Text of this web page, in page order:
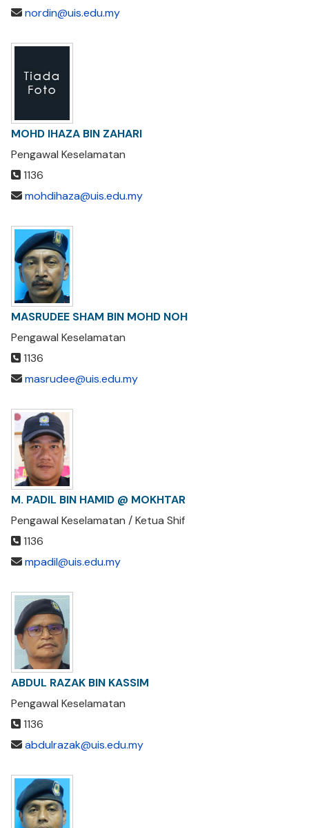
nordin@uis.edu.my
MOHD IHAZA BIN ZAHARI
Pengawal Keselamatan
1136
mohdihaza@uis.edu.my
MASRUDEE SHAM BIN MOHD NOH
Pengawal Keselamatan
1136
masrudee@uis.edu.my
M. PADIL BIN HAMID @ MOKHTAR
Pengawal Keselamatan / Ketua Shif
1136
mpadil@uis.edu.my
ABDUL RAZAK BIN KASSIM
Pengawal Keselamatan
1136
abdulrazak@uis.edu.my